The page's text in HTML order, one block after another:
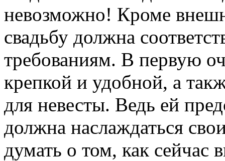
невозможно! Кроме
свадьбу должна
требованиям. В первую
крепкой и удобной, а
для невесты. Ведь ей
должна наслаждаться
думать о том, как сейчас